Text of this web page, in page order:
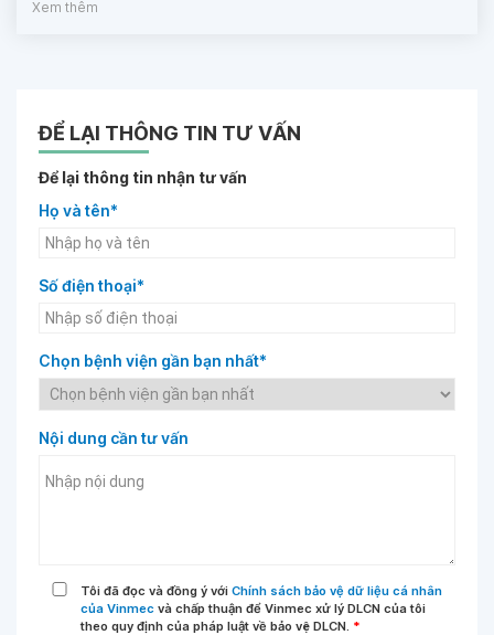
Xem thêm
ĐỂ LẠI THÔNG TIN TƯ VẤN
Để lại thông tin nhận tư vấn
Họ và tên*
Số điện thoại*
Chọn bệnh viện gần bạn nhất*
Nội dung cần tư vấn
Tôi đã đọc và đồng ý với Chính sách bảo vệ dữ liệu cá nhân
của Vinmec và chấp thuận để Vinmec xử lý DLCN của tôi
theo quy định của pháp luật về bảo vệ DLCN. *